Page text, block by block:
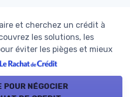
et cherchez un crédit à
les solutions, les
éviter les pièges et mieux
pour négocier